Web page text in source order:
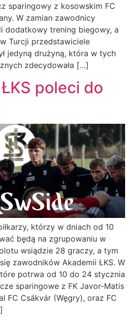
sparingowy z kosowskim FC
W zamian zawodnicy
dodatkowy trening biegowy, a
Turcji przedstawiciele
jedyną drużyną, która w tych
zdecydowała […]
poleci do
którzy w dniach od 10
będą na zgrupowaniu w
wsiądzie 28 graczy, a tym
zawodników Akademii ŁKS. W
potrwa od 10 do 24 stycznia
sparingowe z FK Javor-Matis
FC Csákvár (Węgry), oraz FC